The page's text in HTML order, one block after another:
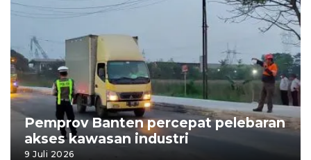
Pemprov Banten percepat pelebaran
akses kawasan industri
9 Juli 2026